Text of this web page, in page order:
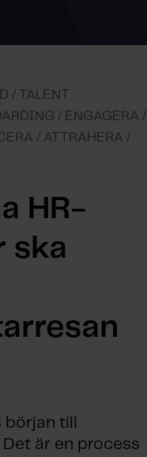
/ TALENT
/ ENGAGERA /
/ ATTRAHERA /
HR-
ska
till
är en process